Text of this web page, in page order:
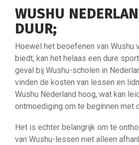
WUSHU
DUUR;
Hoewel het beoefenen van Wushu
biedt, kan het helaas een dure
geval bij Wushu-scholen in
vinden de kosten van lessen en
Wushu Nederland hoog, wat kan
ontmoediging om te beginnen met
Het is echter belangrijk om te
van Wushu-lessen niet alleen